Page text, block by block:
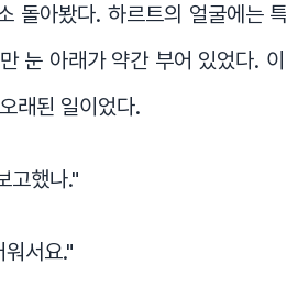
돌아봤다. 하르트의 얼굴에는
눈 아래가 약간 부어 있었다.
래된 일이었다.
고했나."
서요."